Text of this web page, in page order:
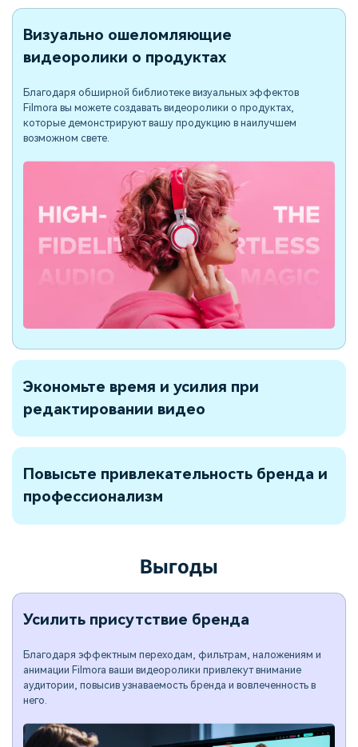
Визуально ошеломляющие
видеоролики о продуктах
Благодаря обширной библиотеке визуальных эффектов
Filmora вы можете создавать видеоролики о продуктах,
которые демонстрируют вашу продукцию в наилучшем
возможном свете.
Экономьте время и усилия при
редактировании видео
Повысьте привлекательность бренда и
профессионализм
Выгоды
Усилить присутствие бренда
Благодаря эффектным переходам, фильтрам, наложениям и
анимации Filmora ваши видеоролики привлекут внимание
аудитории, повысив узнаваемость бренда и вовлеченность в
него.